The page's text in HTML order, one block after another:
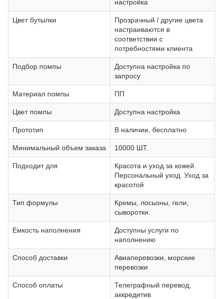
настройка
Цвет бутылки
Прозрачный / другие цвета
настраиваются в
соответствии с
потребностями клиента
Подбор помпы
Доступна настройка по
запросу
Материал помпы ПП
Цвет помпы Доступна настройка
Прототип В наличии, бесплатно
Минимальный объем заказа 10000 ШТ.
Подходит для
Красота и уход за кожей.
Персональный уход. Уход за
красотой
Тип формулы
Кремы, лосьоны, гели,
сыворотки.
Емкость наполнения
Доступны услуги по
наполнению
Способ доставки
Авиаперевозки, морские
перевозки
Способ оплаты
Телеграфный перевод,
аккредитив